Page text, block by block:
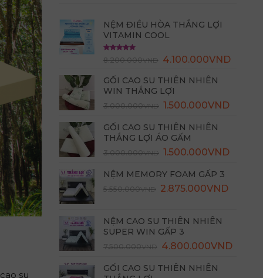
su
NỆM ĐIỀU HÒA THẮNG LỢI
VITAMIN COOL
hạng5.00
8.200.000VND 4.100.000VND
GỐI CAO SU THIÊN NHIÊN
WIN THẮNG LỢI
3.000.000VND Giá
là:
3.000.000VND.
1.500.000VNDGiá
GỐI CAO SU THIÊN NHIÊN
THẮNG LỢI ÁO GẤM
3.000.000VND Giá
là:
3.000.000VND.
1.500.000VNDGiá
NỆM MEMORY FOAM GẤP 3
5.550.000VND 2.875.000VND
NỆM CAO SU THIÊN NHIÊN
SUPER WIN GẤP 3
7.500.000VND 4.800.000VND
GỐI CAO SU THIÊN NHIÊN